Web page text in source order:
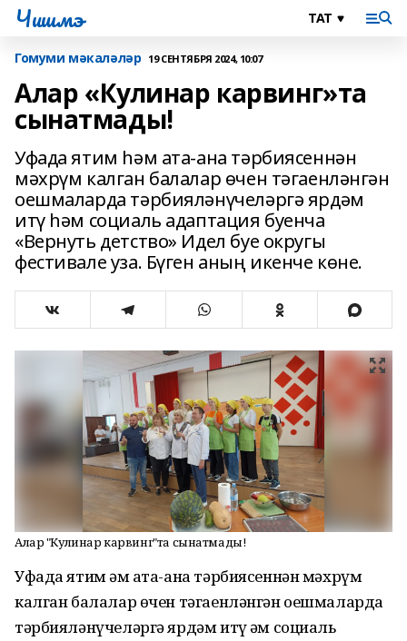
Чишмэ
Гомуми мәкаләләр 19 СЕНТЯБРЯ 2024, 10:07
Алар «Кулинар карвинг»та
сынатмады!
Уфада ятим һәм ата-ана тәрбиясеннән
мәхрүм калган балалар өчен тәгаенләнгән
оешмаларда тәрбияләнүчеләргә ярдәм
итү һәм социаль адаптация буенча
«Вернуть детство» Идел буе округы
фестивале уза. Бүген аның икенче көне.
Алар "Кулинар карвинг"та сынатмады!
Уфада ятим һәм ата-ана тәрбиясеннән мәхрүм
калган балалар өчен тәгаенләнгән оешмаларда
тәрбияләнүчеләргә ярдәм итү һәм социаль